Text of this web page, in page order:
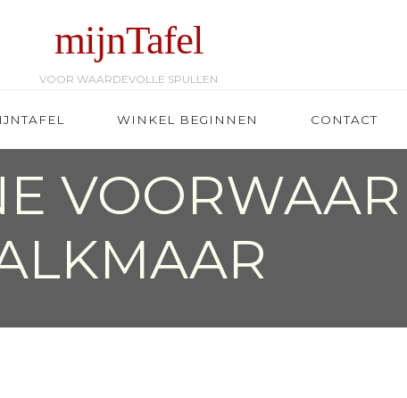
mijnTafel
VOOR WAARDEVOLLE SPULLEN
WINKEL BEGINNEN CONTACT